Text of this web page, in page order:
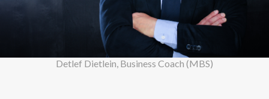
Detlef Dietlein, Business Coach (MBS)